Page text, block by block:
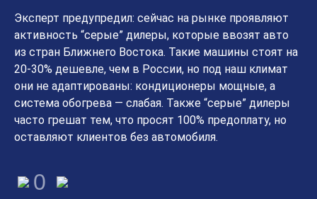
Эксперт предупредил: сейчас на рынке проявляют
активность “серые” дилеры, которые ввозят авто
из стран Ближнего Востока. Такие машины стоят на
20-30% дешевле, чем в России, но под наш климат
они не адаптированы: кондиционеры мощные, а
система обогрева — слабая. Также “серые” дилеры
часто грешат тем, что просят 100% предоплату, но
оставляют клиентов без автомобиля.
0